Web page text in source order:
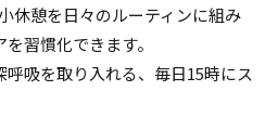
休憩を日々のルーティンに組み
習慣化できます。
吸を取り入れる、毎日15時にス